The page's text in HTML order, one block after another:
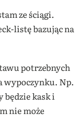
ze ściągi.
listę bazując na
potrzebnych
wypoczynku. Np.
kask i
nie może